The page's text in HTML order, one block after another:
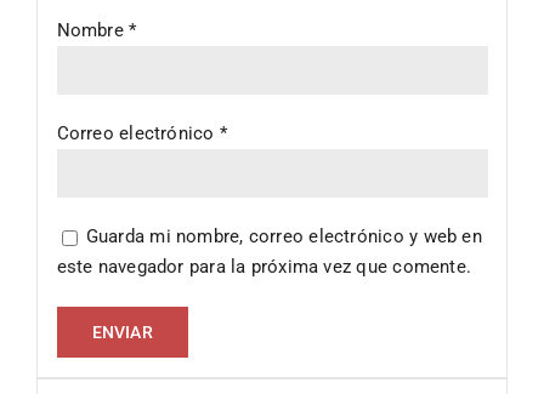
Nombre*
Correo electrónico *
Guarda mi nombre, correo electrónico y web en
este navegador para la próxima vez que comente.